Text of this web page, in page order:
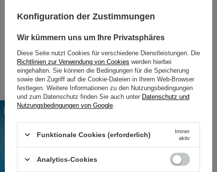
Größe XS
Oberweite 77-80, Taille 61-64, Hüfte 87-90
Größe S
Oberweite 82-85, Taille 66-69, Hüfte 92-95
Größe M
Oberweite 86-89, Taille 70-74, Hüfte 96-98
Brustumfang 90-93, Taille 74-77, Hüfte 99-104
rocklänge 47cm
Konfiguration der Zustimmungen
Wir kümmern uns um Ihre Privatsphäres
Diese Seite nutzt Cookies für verschiedene Dienstleistungen. Die
Richtlinien zur Verwendung von Cookies werden hierbei
eingehalten. Sie können die Bedingungen für die Speicherung
sowie den Zugriff auf die Cookie-Dateien in Ihrem Web-Browser
festlegen. Weitere Informationen zu den Nutzungsbedingungen
und zum Datenschutz finden Sie auch unter Datenschutz und
Nutzungsbedingungen von Google
Funktionale Cookies (erforderlich)
Immer
aktiv
Analytics-Cookies